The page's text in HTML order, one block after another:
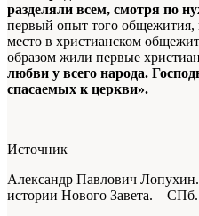
разделяли всем, смотря по
первый опыт того общежития,
место в христианском
образом жи­ли первые
любви у всего народа.
спасаемых к церкви».
Источник
Александр Павлович
истории Нового Завета. –